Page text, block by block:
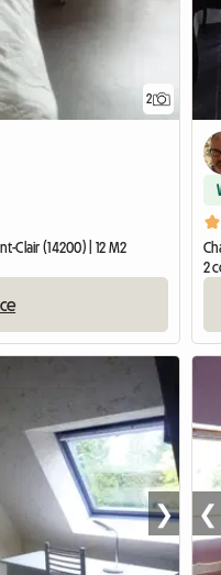
2
Clair (14200) | 12 M2
2
❯ ❮